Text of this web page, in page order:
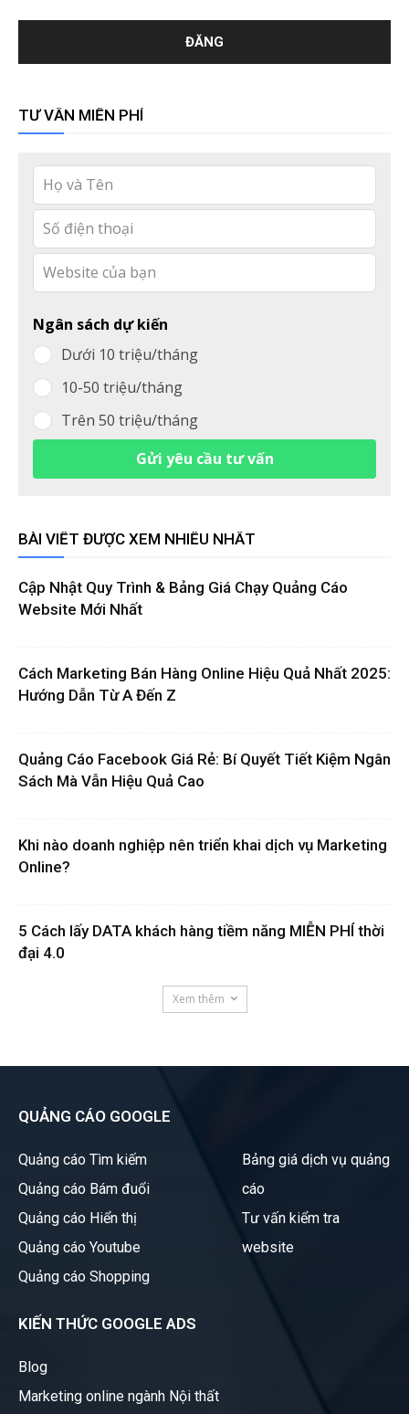
TƯ VẤN MIỄN PHÍ
this
field
blank
Ngân sách dự kiến
Dưới 10 triệu/tháng
10-50 triệu/tháng
Trên 50 triệu/tháng
Gửi yêu cầu tư vấn
BÀI VIẾT ĐƯỢC XEM NHIỀU NHẤT
Cập Nhật Quy Trình & Bảng Giá Chạy Quảng Cáo
Website Mới Nhất
Cách Marketing Bán Hàng Online Hiệu Quả Nhất 2025:
Hướng Dẫn Từ A Đến Z
Quảng Cáo Facebook Giá Rẻ: Bí Quyết Tiết Kiệm Ngân
Sách Mà Vẫn Hiệu Quả Cao
Khi nào doanh nghiệp nên triển khai dịch vụ Marketing
Online?
5 Cách lấy DATA khách hàng tiềm năng MIỄN PHÍ thời
đại 4.0
Xem thêm
QUẢNG CÁO GOOGLE
Quảng cáo Tìm kiếm
Quảng cáo Bám đuổi
Quảng cáo Hiển thị
Quảng cáo Youtube
Quảng cáo Shopping
Bảng giá dịch vụ quảng
cáo
Tư vấn kiểm tra
website
KIẾN THỨC GOOGLE ADS
Blog
Marketing online ngành Nội thất